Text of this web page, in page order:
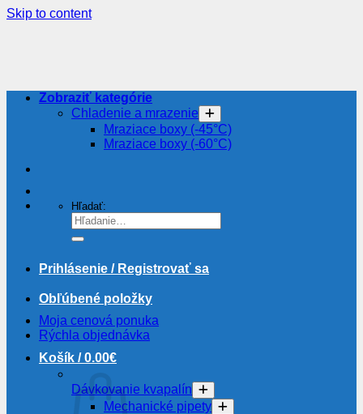
Skip to content
Hľadať:
Prihlásenie / Registrovať sa
Obľúbené položky
Moja cenová ponuka
Rýchla objednávka
Košík /0.00€
Zobraziť kategórie
Chladenie a mrazenie
Mraziace boxy (-45°C)
Mraziace boxy (-60°C)
Dávkovanie kvapalín
Mechanické pipety